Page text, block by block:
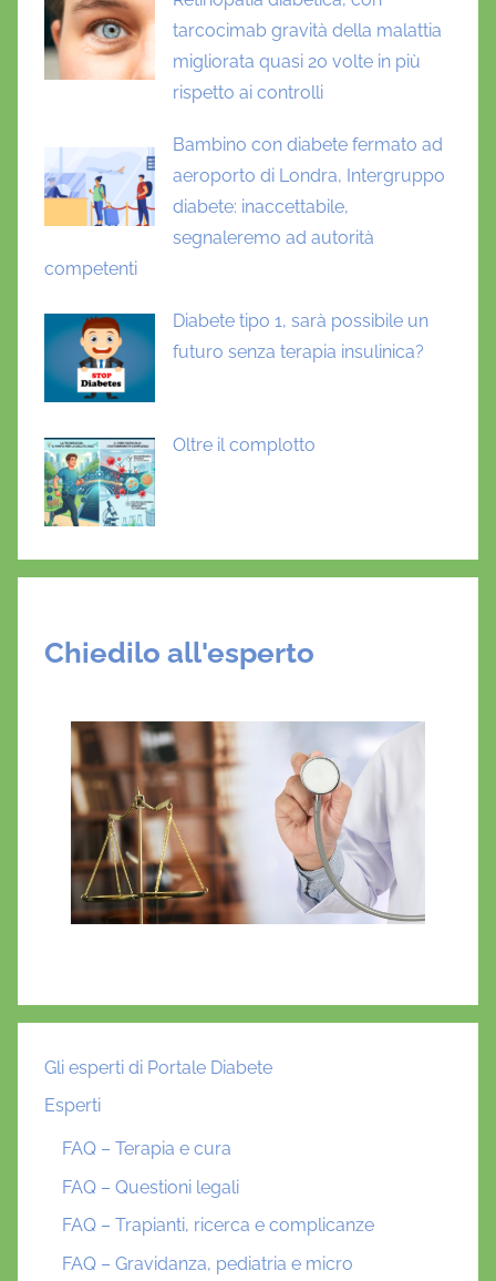
tarcocimab gravità della malattia
migliorata quasi 20 volte in più
rispetto ai controlli
Bambino con diabete fermato ad
aeroporto di Londra, Intergruppo
diabete: inaccettabile,
segnaleremo ad autorità
competenti
Diabete tipo 1, sarà possibile un
futuro senza terapia insulinica?
Oltre il complotto
Chiedilo all'esperto
Gli esperti di Portale Diabete
Esperti
FAQ – Terapia e cura
FAQ – Questioni legali
FAQ – Trapianti, ricerca e complicanze
FAQ – Gravidanza, pediatria e micro